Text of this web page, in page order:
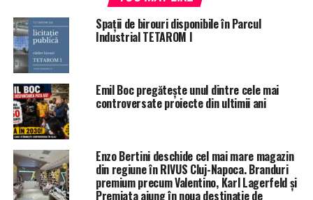
Spații de birouri disponibile în Parcul
Industrial TETAROM I
Emil Boc pregătește unul dintre cele mai
controversate proiecte din ultimii ani
Enzo Bertini deschide cel mai mare magazin
din regiune în RIVUS Cluj-Napoca. Branduri
premium precum Valentino, Karl Lagerfeld și
Premiata ajung în noua destinație de